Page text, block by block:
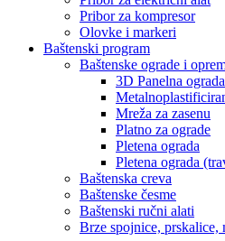
Pribor za kompresor
Olovke i markeri
Baštenski program
Baštenske ograde i
3D Panelna ograda
Mreža za zasenu
Platno za ograde
Pletena ograda
Pletena ograda
Baštenska creva
Baštenske česme
Baštenski ručni alati
Brze spojnice, prskalice,